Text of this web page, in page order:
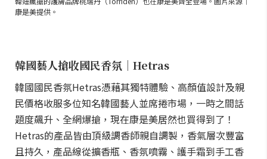
康是美提供。
韓國藝人搶收國民香氛｜Hetras
韓國國民香氛Hetras憑藉其獨特體驗、高顏值設計及親
民價格收服多位知名韓國藝人並席捲市場，一時之間話
題度飆升、全網爆搶，現在康是美居然也買得到了！
Hetras的產品皆由頂級調香師親自調製，香氣層次豐富
且持久，產品線從擴香瓶、香氛噴霧、護手霜到手工香